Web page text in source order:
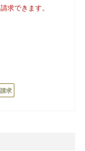
求できます。
求